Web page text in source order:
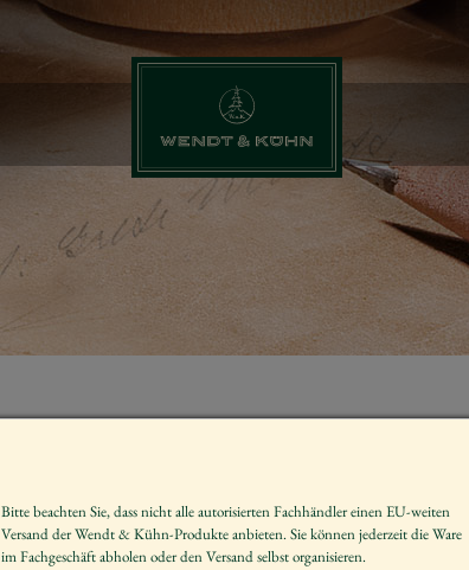
Maße des Artikels 1,30
Hinweis
Nur
Bitte beachten Sie, dass nicht alle autorisierten Fachhändler einen EU-weiten
Versand der Wendt & Kühn-Produkte anbieten. Sie können jederzeit die Ware
im Fachgeschäft abholen oder den Versand selbst organisieren.